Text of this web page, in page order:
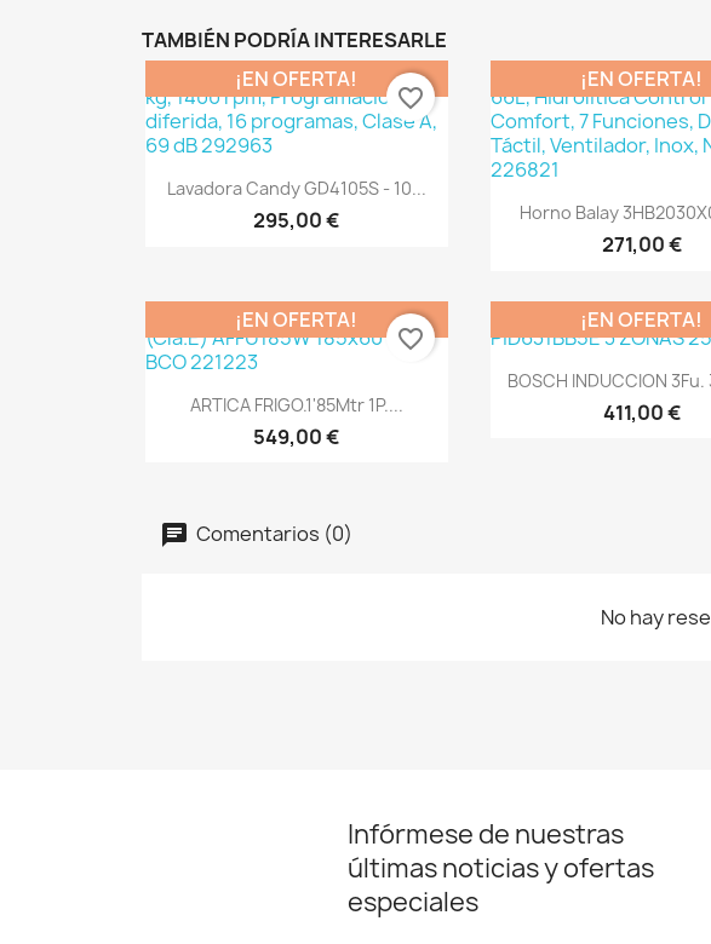
TAMBIÉN PODRÍA INTERESARLE
Vista rápida
Lavadora Candy GD4105S - 10...
295,00 €
¡EN OFERTA!
favorite_border
Vista
Horno Balay
271,00 €
¡EN OFERTA!
 Vista rápida
ARTICA FRIGO.1'85Mtr 1P....
549,00 €
¡EN OFERTA!
favorite_border
Vista
BOSCH INDUCCION
411,00 €
¡EN OFERTA!
Comentarios (0)
No hay
Infórmese de nuestras
últimas noticias y ofertas
especiales